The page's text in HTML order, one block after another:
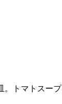
トマトスー